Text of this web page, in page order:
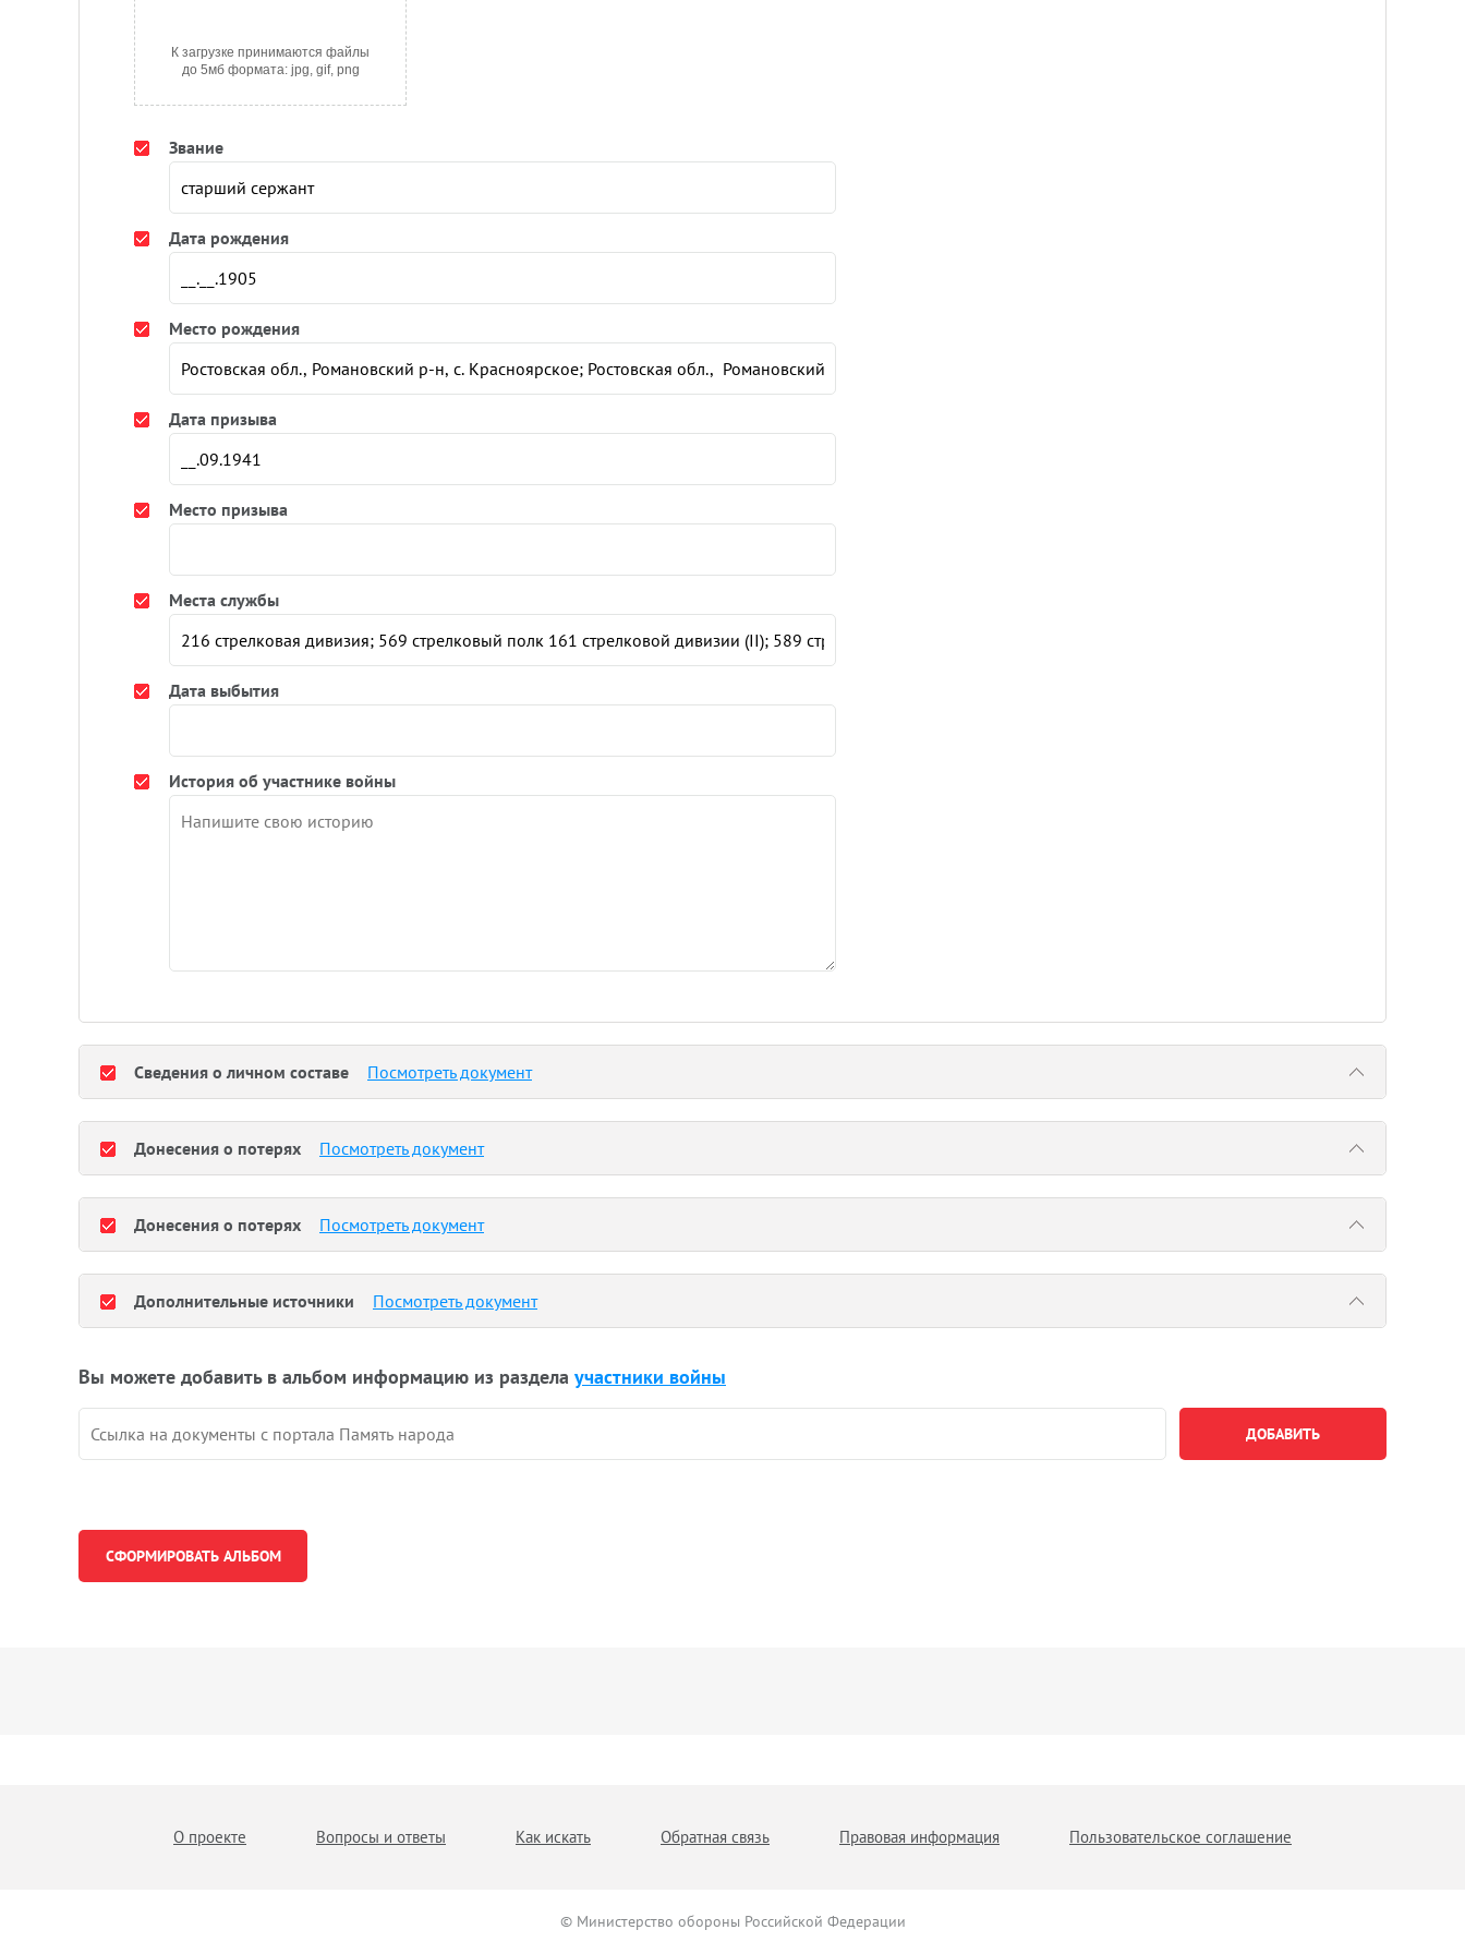
К загрузке принимаются файлы
до 5мб формата: jpg, gif, png
Звание
Дата рождения
Место рождения
Дата призыва
Место призыва
Места службы
Дата выбытия
История об участнике войны
Сведения о личном составе Посмотреть документ
Донесения о потерях Посмотреть документ
Донесения о потерях Посмотреть документ
Дополнительные источники Посмотреть документ
Вы можете добавить в альбом информацию из раздела участники войны
О проекте Вопросы и ответы Как искать Обратная связь Правовая информация Пользовательское соглашение
© Министерство обороны Российской Федерации